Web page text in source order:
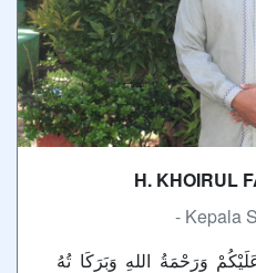
H. KHOIRUL
- Kepala